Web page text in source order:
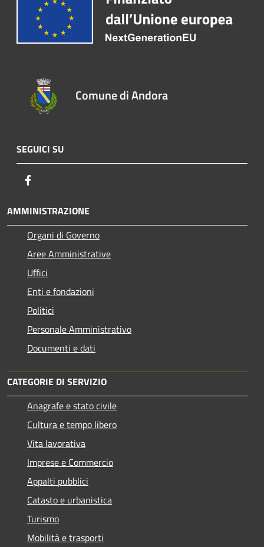
Comune di Andora
SEGUICI SU
AMMINISTRAZIONE
Organi di Governo
Aree Amministrative
Uffici
Enti e fondazioni
Politici
Personale Amministrativo
Documenti e dati
CATEGORIE DI SERVIZIO
Anagrafe e stato civile
Cultura e tempo libero
Vita lavorativa
Imprese e Commercio
Appalti pubblici
Catasto e urbanistica
Turismo
Mobilità e trasporti